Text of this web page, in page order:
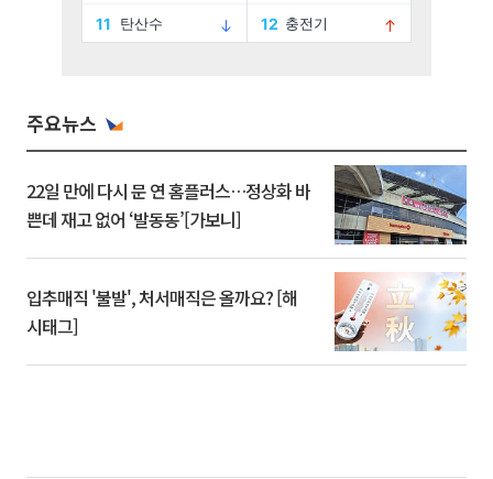
주요뉴스
22일 만에 다시 문 연 홈플러스…정상화 바
쁜데 재고 없어 ‘발동동’[가보니]
입추매직 '불발', 처서매직은 올까요? [해
시태그]